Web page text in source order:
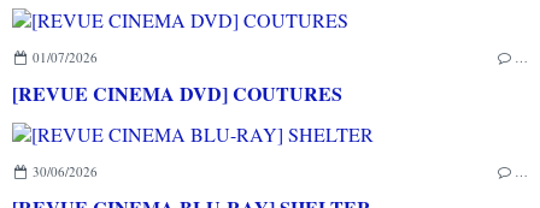
01/07/2026 …
[REVUE CINEMA DVD] COUTURES
30/06/2026 …